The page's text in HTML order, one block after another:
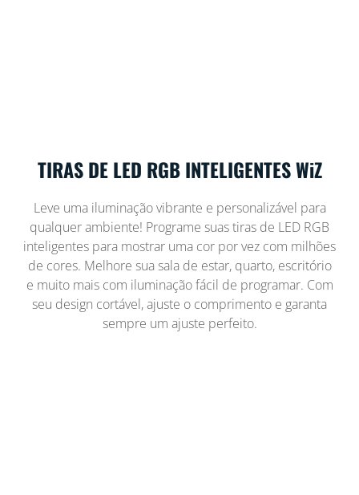
TIRAS DE LED RGB INTELIGENTES WiZ
Leve uma iluminação vibrante e personalizável para
qualquer ambiente! Programe suas tiras de LED RGB
inteligentes para mostrar uma cor por vez com milhões
de cores. Melhore sua sala de estar, quarto, escritório
e muito mais com iluminação fácil de programar. Com
seu design cortável, ajuste o comprimento e garanta
sempre um ajuste perfeito.